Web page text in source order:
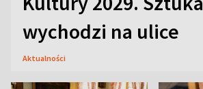
wychodzi na ulice
Aktualności